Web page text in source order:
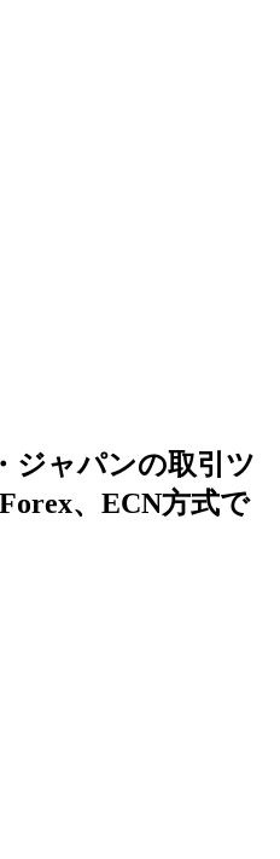
ジャパンの取引ツ
、ECN方式で